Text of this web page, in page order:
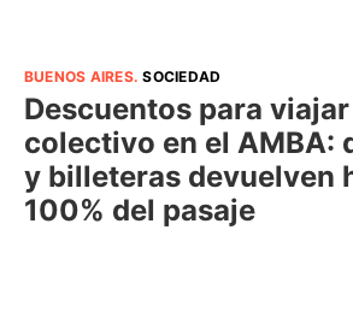
BUENOS AIRES.SOCIEDAD
Descuentos para
colectivo en el AMBA:
y billeteras devuelven
100% del pasaje